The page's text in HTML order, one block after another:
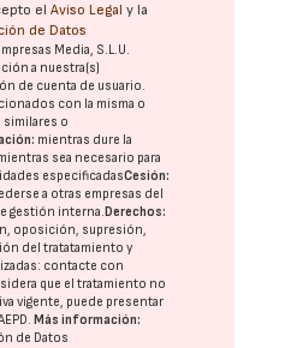
elAviso Legal y la
de Datos
Media, S.L.U.
a nuestra(s)
de cuenta de usuario.
con la misma o
similares o
mientras dure la
sea necesario para
especificadasCesión:
a otras empresas del
gestión interna. Derechos:
oposición, supresión,
del tratatamiento y
contacte con
que el tratamiento no
vigente, puede presentar
. Más información:
de Datos